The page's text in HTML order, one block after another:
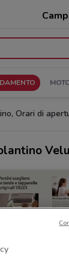
Orari di